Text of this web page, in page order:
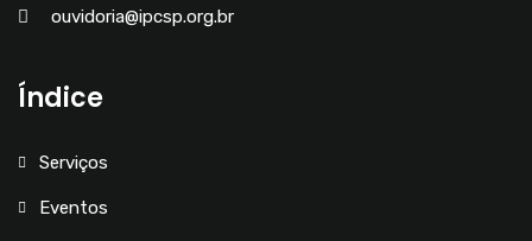
ouvidoria@ipcsp.org.br
Índice
Serviços
Eventos